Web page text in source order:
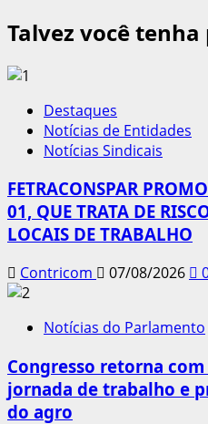
Talvez você
Destaques
Notícias de Entidades
Notícias Sindicais
FETRACONSPAR
01, QUE TRATA DE
LOCAIS DE TRABALHO
Contricom 07/08/2026
Notícias do Parlamento
Congresso retorna com
jornada de trabalho e
do agro